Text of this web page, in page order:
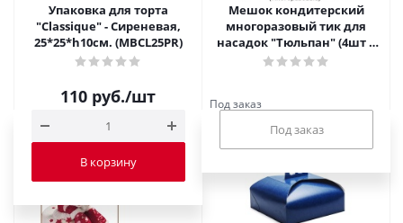
Упаковка для торта
"Classique" - Сиреневая,
25*25*h10см. (MBCL25PR)
110 руб./шт
В корзину
Мешок кондитерский
многоразовый тик для
насадок "Тюльпан" (4шт +
чехол)
Под заказ